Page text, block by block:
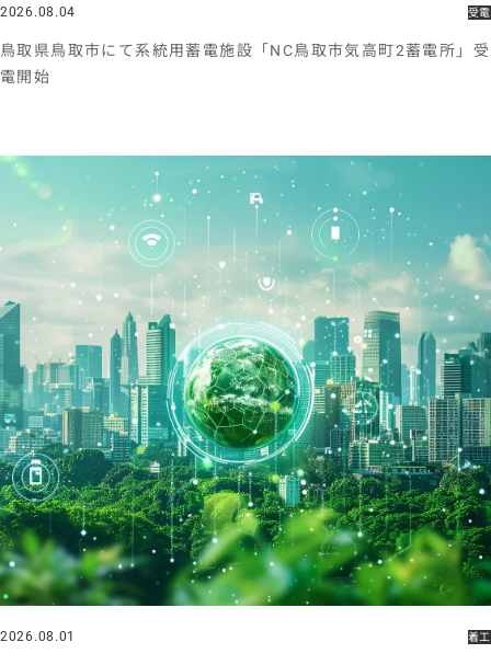
2026.08.04 受電
鳥取県鳥取市にて系統用蓄電施設「NC鳥取市気高町2蓄電所」受
電開始
2026.08.01 着工